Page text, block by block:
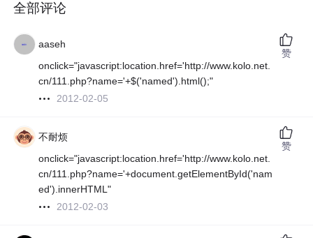
全部评论
aaseh
onclick="javascript:location.href='http://www.kolo.net.
cn/111.php?name='+$('named').html();"
2012-02-05
赞
不耐烦
onclick="javascript:location.href='http://www.kolo.net.
cn/111.php?name='+document.getElementById('nam
ed').innerHTML"
2012-02-03
赞